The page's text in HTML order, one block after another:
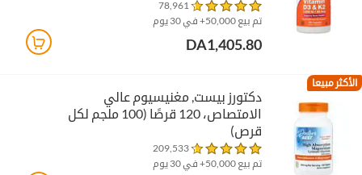
78,961
تم بيع 50,000+ في 30 يوم
DA1,405.80
الأكثر مبيعا
دكتورز بيست‏, مغنيسيوم عالي
الامتصاص، 120 قرصًا (100 ملجم لكل
قرص)
209,533
تم بيع 50,000+ في 30 يوم